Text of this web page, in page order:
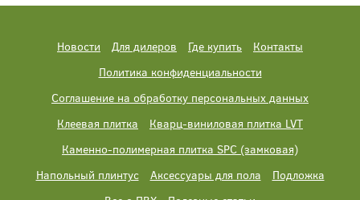
Новости Для дилеров Где купить
Контакты
Политика конфиденциальности
Соглашение на обработку персональных данных
Клеевая плитка
Кварц-виниловая плитка LVT
Каменно-полимерная плитка SPC (замковая)
Напольный плинтус
Аксессуары для пола
Подложка